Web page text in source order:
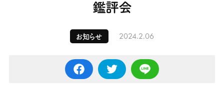
鑑評会
お知らせ 2024.2.06